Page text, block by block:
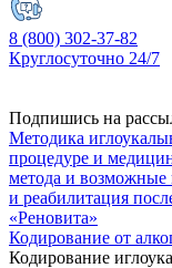
8 (800) 302-37-82
Круглосуточно 24/7
Подпишись на
Методика
процедуре и
метода и возможные
и реабилитация
«Реновита»
Кодирование от
Кодирование